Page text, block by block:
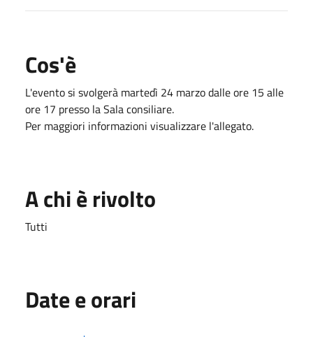
Cos'è
L'evento si svolgerà martedì 24 marzo dalle ore 15 alle
ore 17 presso la Sala consiliare.
Per maggiori informazioni visualizzare l'allegato.
A chi è rivolto
Tutti
Date e orari